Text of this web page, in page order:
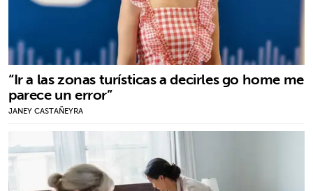
“Ir a las zonas turísticas a decirles go home me
parece un error”
JANEY CASTAÑEYRA